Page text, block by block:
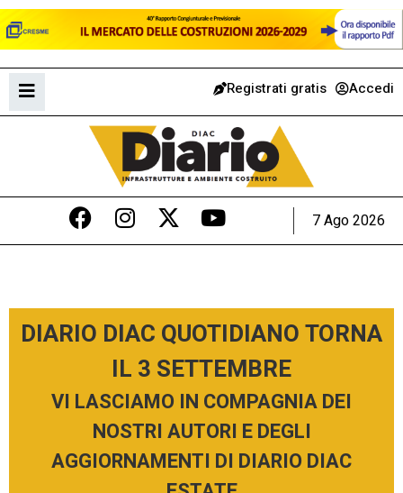
Registrati gratis Accedi
7 Ago 2026
DIARIO DIAC QUOTIDIANO TORNA
IL 3 SETTEMBRE
VI LASCIAMO IN COMPAGNIA DEI
NOSTRI AUTORI E DEGLI
AGGIORNAMENTI DI DIARIO DIAC